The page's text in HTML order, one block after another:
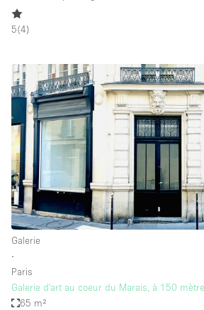
5(4)
Galerie
∙
Paris
Galerie d'art au coeur du Marais, à 150
65 m²